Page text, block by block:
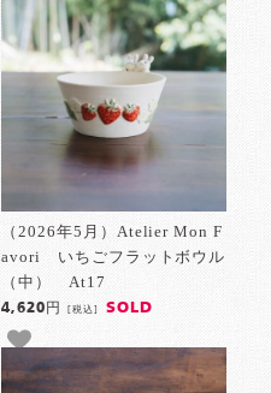
（2026年5月）Atelier Mon F
avori いちごフラットボウル
（中） At17
4,620円 [税込] SOLD